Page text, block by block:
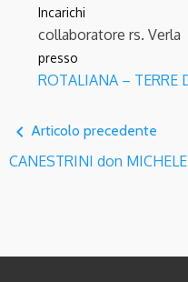
Incarichi
collaboratore rs. Verla
presso
ROTALIANA – TERRE
navigate_before Articolo precedente
CANESTRINI don MICHELE